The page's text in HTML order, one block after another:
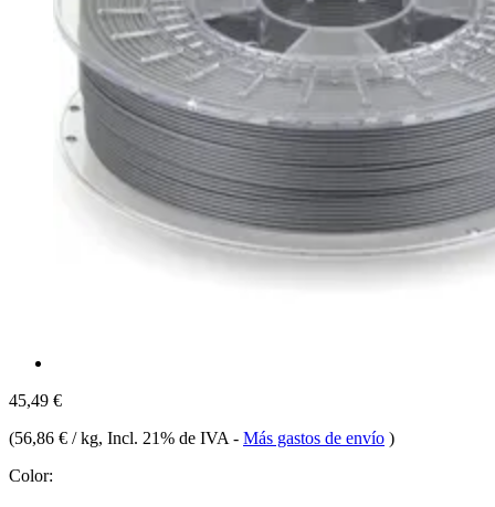
45,49 €
(56,86 € / kg, Incl. 21% de IVA - Más gastos de envío )
Color: